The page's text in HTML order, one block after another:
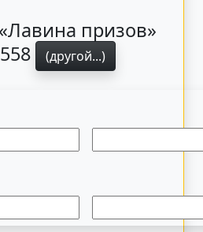
призов»
(другой...)